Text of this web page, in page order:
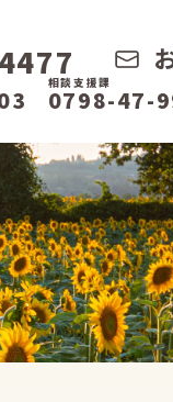
相談支援課
0798-47-